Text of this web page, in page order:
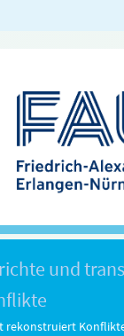
und
rekonstruiert